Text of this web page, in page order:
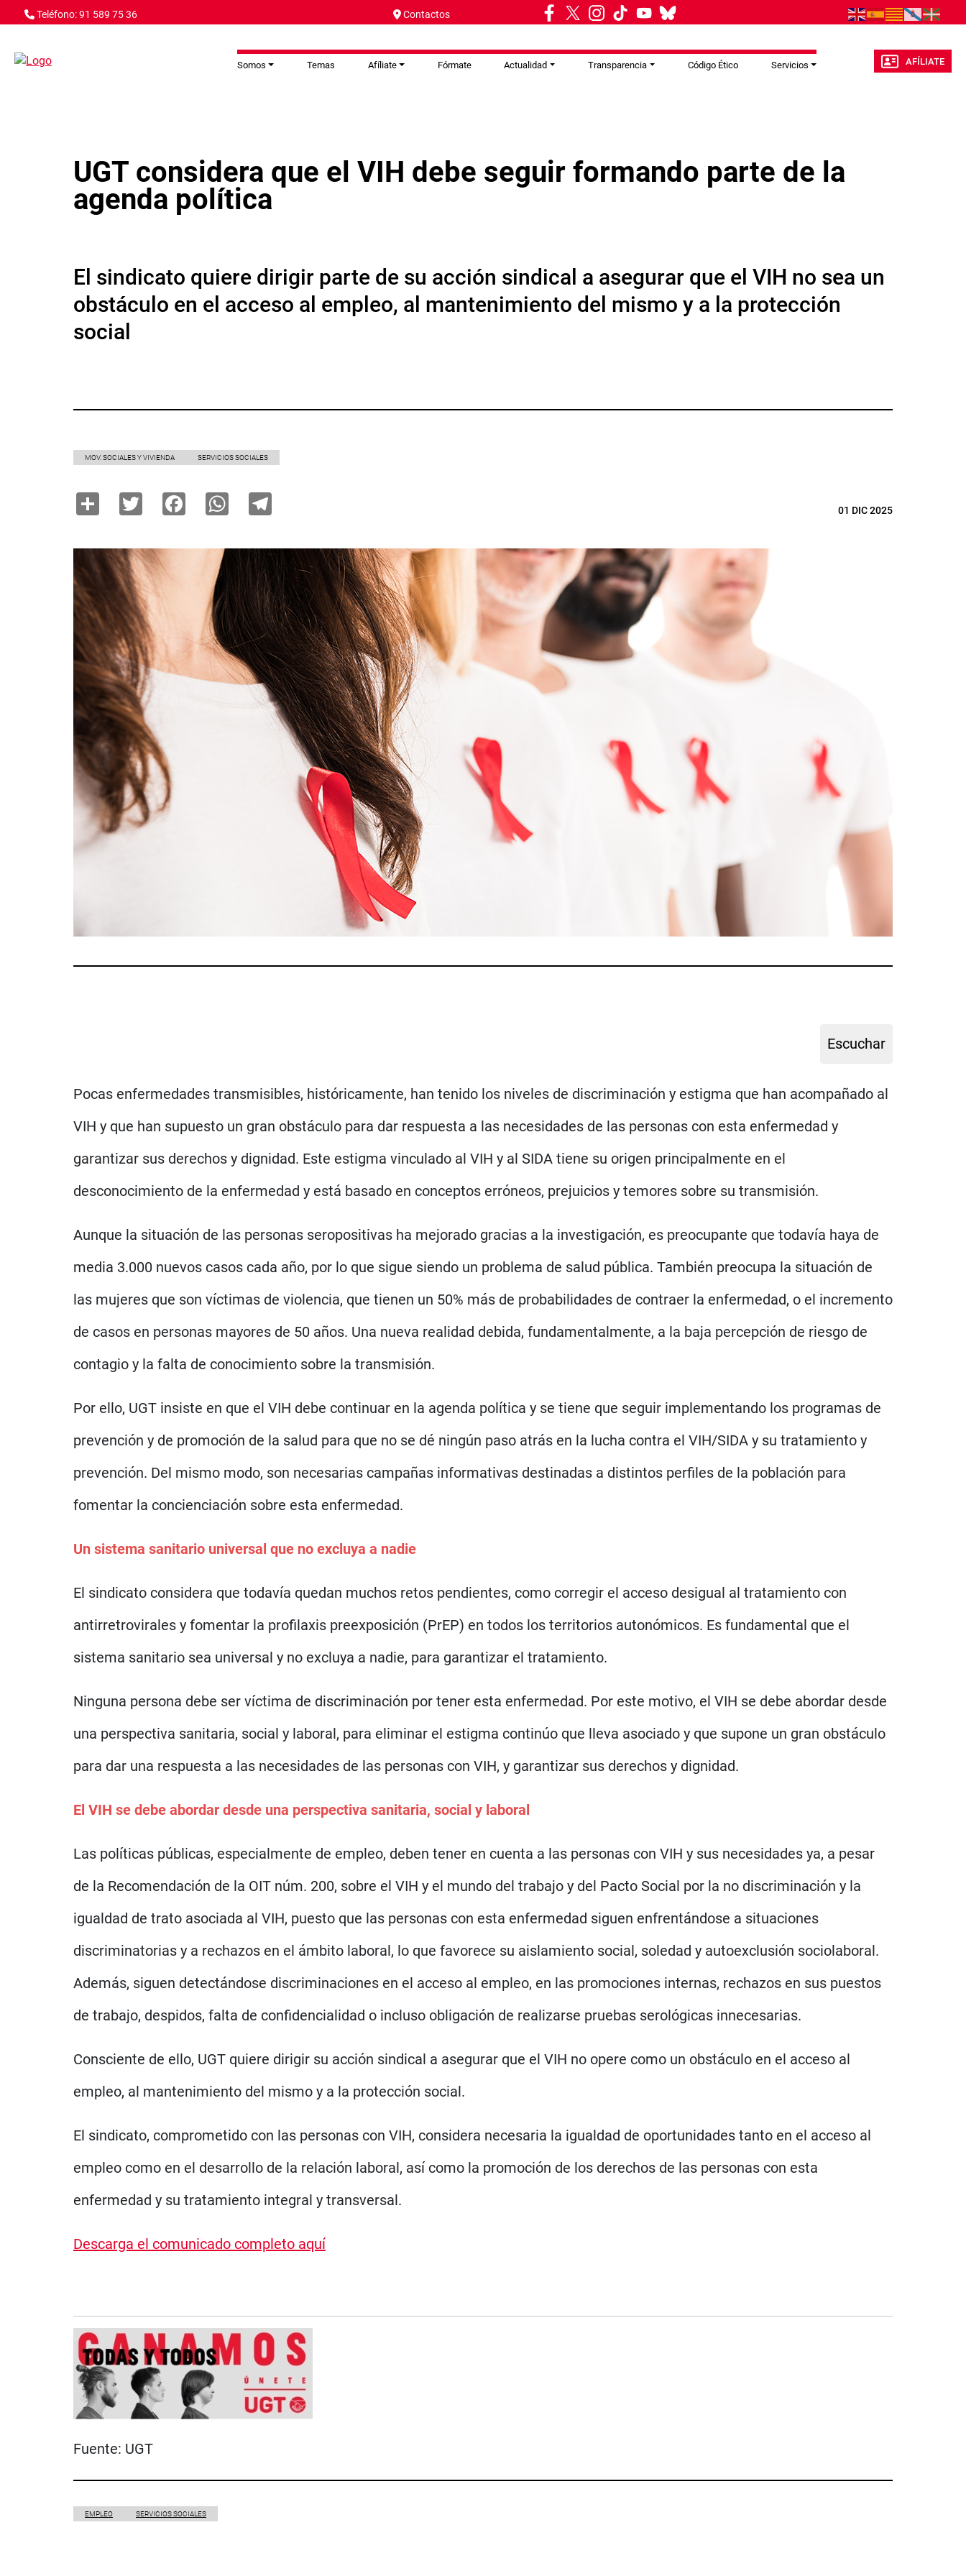
Pasar al contenido principal
Teléfono: 91 589 75 36 Contactos
Somos Temas Afíliate Fórmate Actualidad Transparencia Código Ético Servicios AFÍLIATE
UGT considera que el VIH debe seguir formando parte de la
agenda política
El sindicato quiere dirigir parte de su acción sindical a asegurar que el VIH no sea un
obstáculo en el acceso al empleo, al mantenimiento del mismo y a la protección
social
MOV. SOCIALES Y VIVIENDA SERVICIOS SOCIALES
Share TwitterFacebookWhatsApp 01 DIC 2025
Pocas enfermedades transmisibles, históricamente, han tenido los niveles de discriminación y estigma que han acompañado al
VIH y que han supuesto un gran obstáculo para dar respuesta a las necesidades de las personas con esta enfermedad y
garantizar sus derechos y dignidad. Este estigma vinculado al VIH y al SIDA tiene su origen principalmente en el
desconocimiento de la enfermedad y está basado en conceptos erróneos, prejuicios y temores sobre su transmisión.
Aunque la situación de las personas seropositivas ha mejorado gracias a la investigación, es preocupante que todavía haya de
media 3.000 nuevos casos cada año, por lo que sigue siendo un problema de salud pública. También preocupa la situación de
las mujeres que son víctimas de violencia, que tienen un 50% más de probabilidades de contraer la enfermedad, o el incremento
de casos en personas mayores de 50 años. Una nueva realidad debida, fundamentalmente, a la baja percepción de riesgo de
contagio y la falta de conocimiento sobre la transmisión.
Por ello, UGT insiste en que el VIH debe continuar en la agenda política y se tiene que seguir implementando los programas de
prevención y de promoción de la salud para que no se dé ningún paso atrás en la lucha contra el VIH/SIDA y su tratamiento y
prevención. Del mismo modo, son necesarias campañas informativas destinadas a distintos perfiles de la población para
fomentar la concienciación sobre esta enfermedad.
Un sistema sanitario universal que no excluya a nadie
El sindicato considera que todavía quedan muchos retos pendientes, como corregir el acceso desigual al tratamiento con
antirretrovirales y fomentar la profilaxis preexposición (PrEP) en todos los territorios autonómicos. Es fundamental que el
sistema sanitario sea universal y no excluya a nadie, para garantizar el tratamiento.
Ninguna persona debe ser víctima de discriminación por tener esta enfermedad. Por este motivo, el VIH se debe abordar desde
una perspectiva sanitaria, social y laboral, para eliminar el estigma continúo que lleva asociado y que supone un gran obstáculo
para dar una respuesta a las necesidades de las personas con VIH, y garantizar sus derechos y dignidad.
El VIH se debe abordar desde una perspectiva sanitaria, social y laboral
Las políticas públicas, especialmente de empleo, deben tener en cuenta a las personas con VIH y sus necesidades ya, a pesar
de la Recomendación de la OIT núm. 200, sobre el VIH y el mundo del trabajo y del Pacto Social por la no discriminación y la
igualdad de trato asociada al VIH, puesto que las personas con esta enfermedad siguen enfrentándose a situaciones
discriminatorias y a rechazos en el ámbito laboral, lo que favorece su aislamiento social, soledad y autoexclusión sociolaboral.
Además, siguen detectándose discriminaciones en el acceso al empleo, en las promociones internas, rechazos en sus puestos
de trabajo, despidos, falta de confidencialidad o incluso obligación de realizarse pruebas serológicas innecesarias.
Consciente de ello, UGT quiere dirigir su acción sindical a asegurar que el VIH no opere como un obstáculo en el acceso al
empleo, al mantenimiento del mismo y a la protección social.
El sindicato, comprometido con las personas con VIH, considera necesaria la igualdad de oportunidades tanto en el acceso al
empleo como en el desarrollo de la relación laboral, así como la promoción de los derechos de las personas con esta
enfermedad y su tratamiento integral y transversal.
Descarga el comunicado completo aquí
Fuente: UGT
EMPLEO SERVICIOS SOCIALES